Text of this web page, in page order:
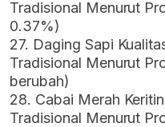
Tradisional Menurut
0.37%)
27. Daging Sapi
Tradisional Menurut
berubah)
28. Cabai Merah
Tradisional Menurut